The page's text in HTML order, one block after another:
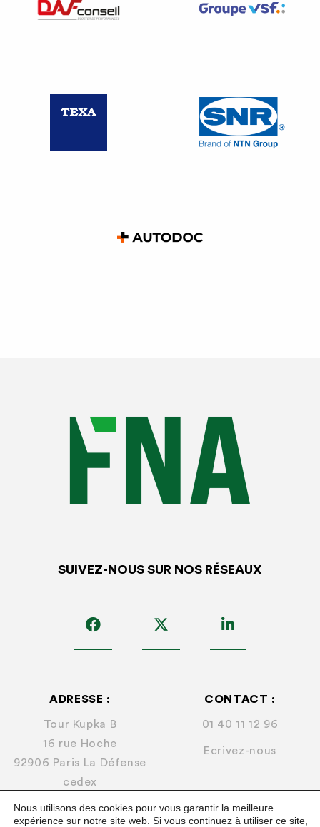
SUIVEZ-NOUS SUR NOS RÉSEAUX
ADRESSE :
Tour Kupka B
16 rue Hoche
92906 Paris La Défense
cedex
CONTACT :
01 40 11 12 96
Ecrivez-nous
Nous utilisons des cookies pour vous garantir la meilleure
expérience sur notre site web. Si vous continuez à utiliser ce site,